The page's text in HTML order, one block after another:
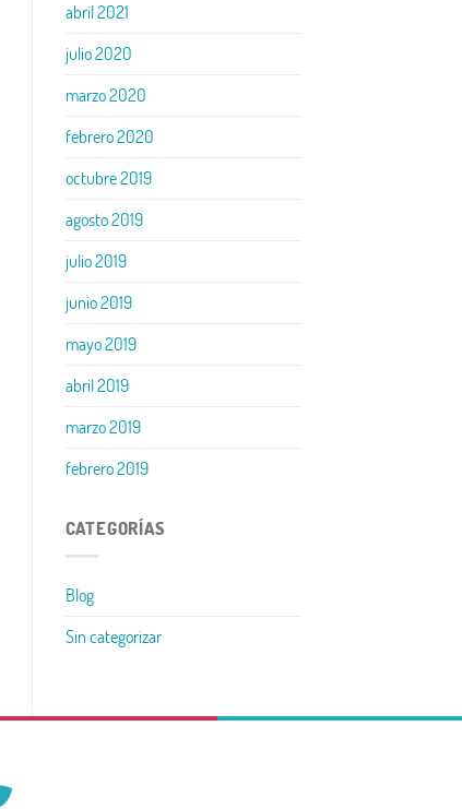
abril 2021
julio 2020
marzo 2020
febrero 2020
octubre 2019
agosto 2019
julio 2019
junio 2019
mayo 2019
abril 2019
marzo 2019
febrero 2019
CATEGORÍAS
Blog
Sin categorizar